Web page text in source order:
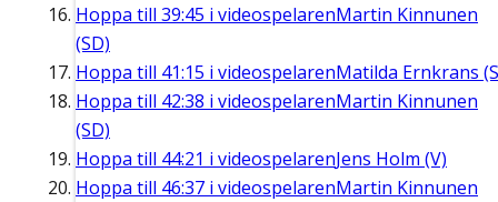
Hoppa till 39:45 i videospelarenMartin Kinnunen
(SD)
Hoppa till 41:15 i videospelarenMatilda Ernkrans
Hoppa till 42:38 i videospelarenMartin Kinnunen
(SD)
Hoppa till 44:21 i videospelarenJens Holm (V)
Hoppa till 46:37 i videospelarenMartin Kinnunen